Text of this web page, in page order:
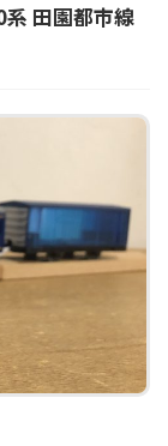
系 田園都市線